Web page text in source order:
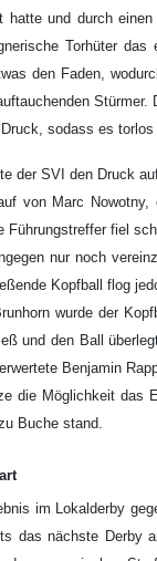
hatte und durch
Torhüter
den Faden,
sodass es
der SVI den Druck
von Marc
Führungstreffer fiel
nur noch
Kopfball flog
wurde der
und den Ball
Benjamin
die Möglichkeit das
Buche stand.
im Lokalderby
das nächste Derby